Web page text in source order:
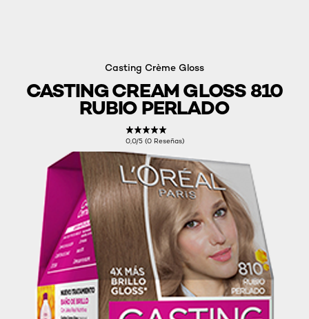
Casting Crème Gloss
CASTING CREAM GLOSS 810
RUBIO PERLADO
0,0/5 (0 Reseñas)